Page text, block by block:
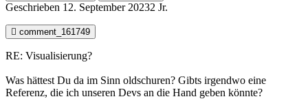
Geschrieben 12. September 20232 Jr.
comment_161749
RE: Visualisierung?
Was hättest Du da im Sinn oldschuren? Gibts irgendwo eine
Referenz, die ich unseren Devs an die Hand geben könnte?